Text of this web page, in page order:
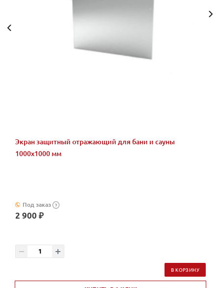
Экран защитный отражающий для бани и сауны
1000х1000 мм
Под заказ ?
2 900 ₽
В КОРЗИНУ